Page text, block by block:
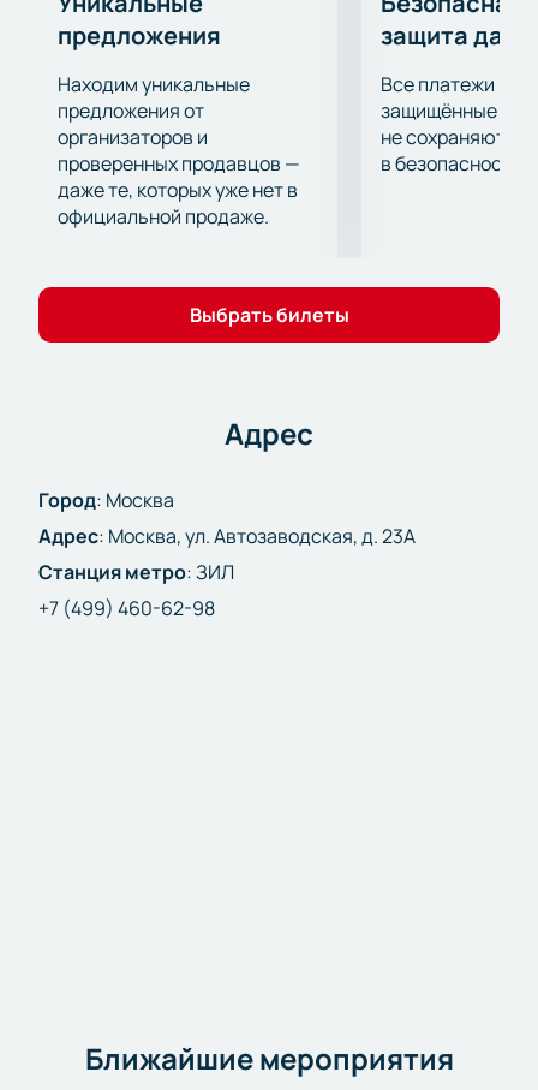
предложения
Находим уникальные
предложения от
организаторов и
проверенных продавцов —
даже те, которых уже нет в
официальной продаже.
защита
Все платежи
защищённые
не сохраняются
в безопасности.
Выбрать билеты
Адрес
Город: Москва
Адрес: Москва, ул. Автозаводская, д. 23А
Станция метро:ЗИЛ
+7 (499) 460-62-98
Ближайшие мероприятия